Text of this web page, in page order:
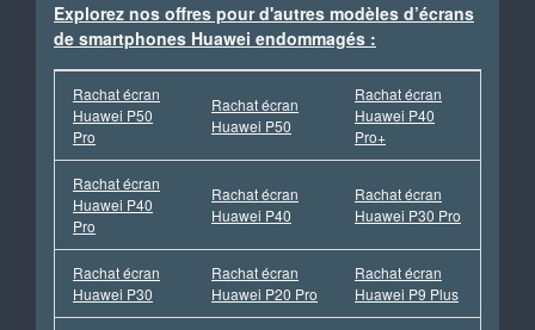
Explorez nos offres pour d'autres modèles d’écrans
de smartphones Huawei endommagés :
Rachat écran
Huawei P50
Pro
Rachat écran
Huawei P50
Rachat écran
Huawei P40
Pro+
Rachat écran
Huawei P40
Pro
Rachat écran
Huawei P40
Rachat écran
Huawei P30 Pro
Rachat écran
Huawei P30
Rachat écran
Huawei P20 Pro
Rachat écran
Huawei P9 Plus